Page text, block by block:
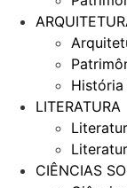
LITERATURA
CIÊNCIAS